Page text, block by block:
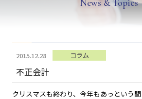
News & Topics
2015.12.28 コラム
不正会計
クリスマスも終わり、今年もあっという